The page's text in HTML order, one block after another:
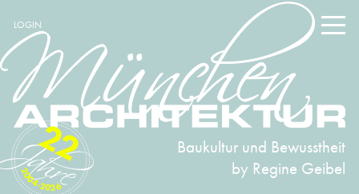
LOGIN
Baukultur und Bewusstheit
by Regine Geibel
2004-2026
22